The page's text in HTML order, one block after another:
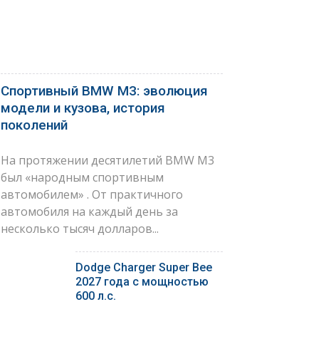
Спортивный BMW M3: эволюция
модели и кузова, история
поколений
На протяжении десятилетий BMW M3
был «народным спортивным
автомобилем» . От практичного
автомобиля на каждый день за
несколько тысяч долларов...
Dodge Charger Super Bee
2027 года с мощностью
600 л.с.